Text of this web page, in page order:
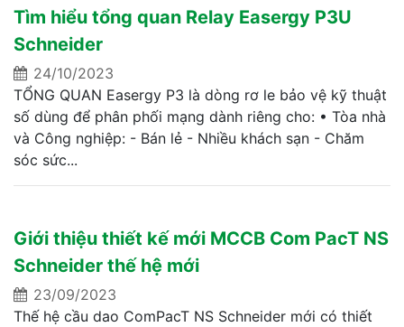
Tìm hiểu tổng quan Relay Easergy P3U
Schneider
24/10/2023
TỔNG QUAN Easergy P3 là dòng rơ le bảo vệ kỹ thuật
số dùng để phân phối mạng dành riêng cho: • Tòa nhà
và Công nghiệp: - Bán lẻ - Nhiều khách sạn - Chăm
sóc sức...
Giới thiệu thiết kế mới MCCB Com PacT NS
Schneider thế hệ mới
23/09/2023
Thế hệ cầu dao ComPacT NS Schneider mới có thiết